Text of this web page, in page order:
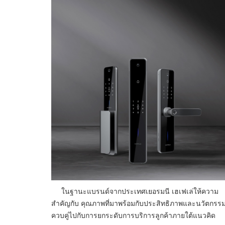
ในฐานะแบรนด์จากประเทศเยอรมนี เฮเฟเล่ให้ความ
สำคัญกับ คุณภาพที่มาพร้อมกับประสิทธิภาพและนวัตกรร
ควบคู่ไปกับการยกระดับการบริการลูกค้าภายใต้แนวคิด